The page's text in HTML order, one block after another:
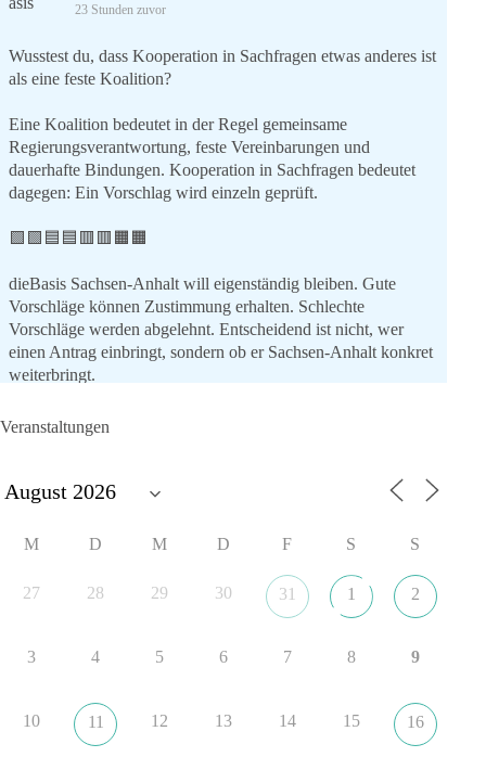
23 Stunden zuvor
Wusstest du, dass Kooperation in Sachfragen etwas anderes ist
als eine feste Koalition?
Eine Koalition bedeutet in der Regel gemeinsame
Regierungsverantwortung, feste Vereinbarungen und
dauerhafte Bindungen. Kooperation in Sachfragen bedeutet
dagegen: Ein Vorschlag wird einzeln geprüft.
🟩🟩🟦🟦🟥🟥🟧🟧
dieBasis Sachsen-Anhalt will eigenständig bleiben. Gute
Vorschläge können Zustimmung erhalten. Schlechte
Vorschläge werden abgelehnt. Entscheidend ist nicht, wer
einen Antrag einbringt, sondern ob er Sachsen-Anhalt konkret
weiterbringt.
Ablehnung. Keine politische Verschmelzung.
Entscheidungen? 👇
#dieBasis #SachsenAnhalt #Landtagswahl2026
#Kooperation
1 Tag zuvor
„Plandemie-Logik Reloaded“
Veranstaltungen
M D M D F S S
27 28 29 30 31 1 2
3 4 5 6 7 8 9
10 11 12 13 14 15 16